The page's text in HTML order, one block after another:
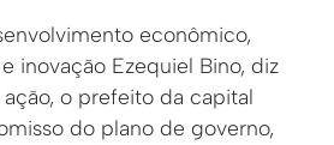
econômico,
inovação Ezequiel Bino, diz
o prefeito da capital
do plano de governo,